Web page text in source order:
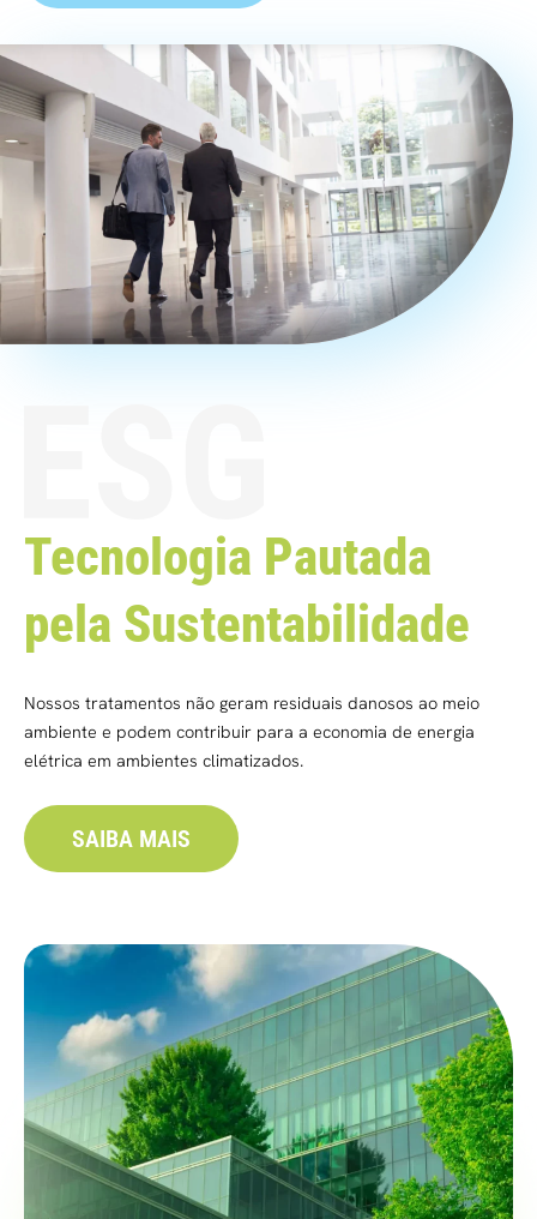
Tecnologia Pautada
pela Sustentabilidade
Nossos tratamentos não geram residuais danosos ao meio
ambiente e podem contribuir para a economia de energia
elétrica em ambientes climatizados.
SAIBA MAIS